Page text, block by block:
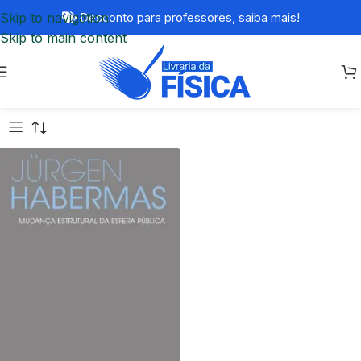
Skip to navigation
Skip to main content
Desconto para professores, saiba mais!